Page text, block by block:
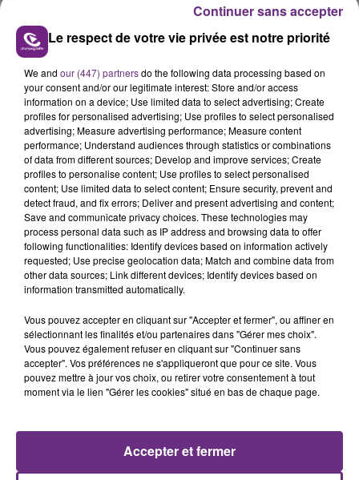
Cela fait déjà une semaine que la centrale
nucléaire ardennaise est à l'arrêt. Une situation
justifiée par la sécheresse intense qui est toujours
présente.
LE MAGASIN JOUÉCLUB DE REIMS FERME
SES PORTES
C'était l'une des institutions du centre-ville
rémois. Le magasin JouéClub est contraint de
fermer ses portes.
TITRES DIFFUSÉS
16h09
16h09 16h06
16h06
Le respect de votre vie privée est notre priorité
We and our (447) partnersdo the following data processing based on
your consent and/or our legitimate interest: Store and/or access
information on a device; Use limited data to select advertising; Create
profiles for personalised advertising; Use profiles to select personalised
advertising; Measure advertising performance; Measure content
performance; Understand audiences through statistics or combinations
of data from different sources; Develop and improve services; Create
profiles to personalise content; Use profiles to select personalised
content; Use limited data to select content; Ensure security, prevent and
detect fraud, and fix errors; Deliver and present advertising and content;
Save and communicate privacy choices. These technologies may
process personal data such as IP address and browsing data to offer
following functionalities: Identify devices based on information actively
requested; Use precise geolocation data; Match and combine data from
other data sources; Link different devices; Identify devices based on
information transmitted automatically.
Vous pouvez accepter en cliquant sur "Accepter et fermer", ou affiner en
sélectionnant les finalités et/ou partenaires dans "Gérer mes choix".
Vous pouvez également refuser en cliquant sur "Continuer sans
accepter". Vos préférences ne s'appliqueront que pour ce site. Vous
pouvez mettre à jour vos choix, ou retirer votre consentement à tout
moment via le lien "Gérer les cookies" situé en bas de chaque page.
Accepter et fermer
Continuer sans accepter